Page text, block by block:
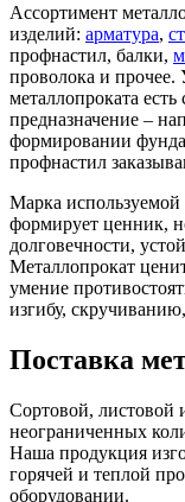
Ассортимент
изделий: арматура,
профнастил, балки,
проволока и прочее.
металлопроката
предназначение –
формировании
профнастил
Марка используемой
формирует ценник,
долговечности,
Металлопрокат
умение
изгибу,
Поставка
Сортовой, листовой
неограниченных
Наша продукция
горячей и теплой
оборудовании.